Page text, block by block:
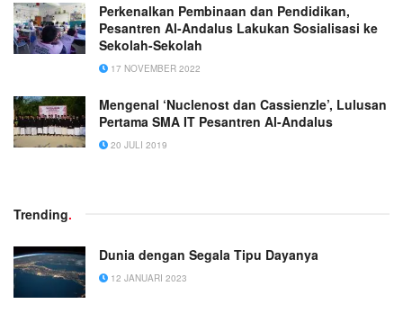
Perkenalkan Pembinaan dan Pendidikan,
Pesantren Al-Andalus Lakukan Sosialisasi ke
Sekolah-Sekolah
17 NOVEMBER 2022
Mengenal ‘Nuclenost dan Cassienzle’, Lulusan
Pertama SMA IT Pesantren Al-Andalus
20 JULI 2019
Trending.
Dunia dengan Segala Tipu Dayanya
12 JANUARI 2023